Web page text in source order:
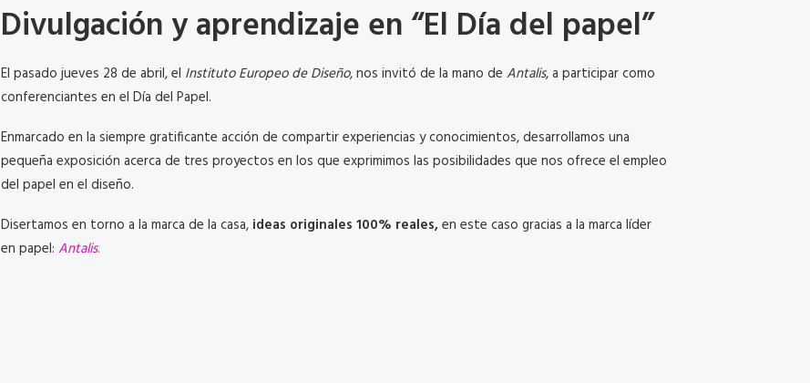
Divulgación y aprendizaje en “El Día del papel”
El pasado jueves 28 de abril, el Instituto Europeo de Diseño, nos invitó de la mano de Antalis, a participar como
conferenciantes en el Día del Papel.
Enmarcado en la siempre gratificante acción de compartir experiencias y conocimientos, desarrollamos una
pequeña exposición acerca de tres proyectos en los que exprimimos las posibilidades que nos ofrece el empleo
del papel en el diseño.
Disertamos en torno a la marca de la casa, ideas originales 100% reales,en este caso gracias a la marca líder
en papel: Antalis.